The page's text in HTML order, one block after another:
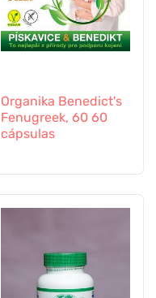
Organika Benedict's
Fenugreek, 60 60
cápsulas